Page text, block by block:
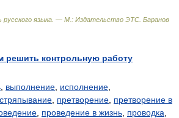
русского языка. — М.: Издательство ЭТС Баранов
решить контрольную работу
выполнение исполнение
претворение претворение в
проведение в жизнь проводка